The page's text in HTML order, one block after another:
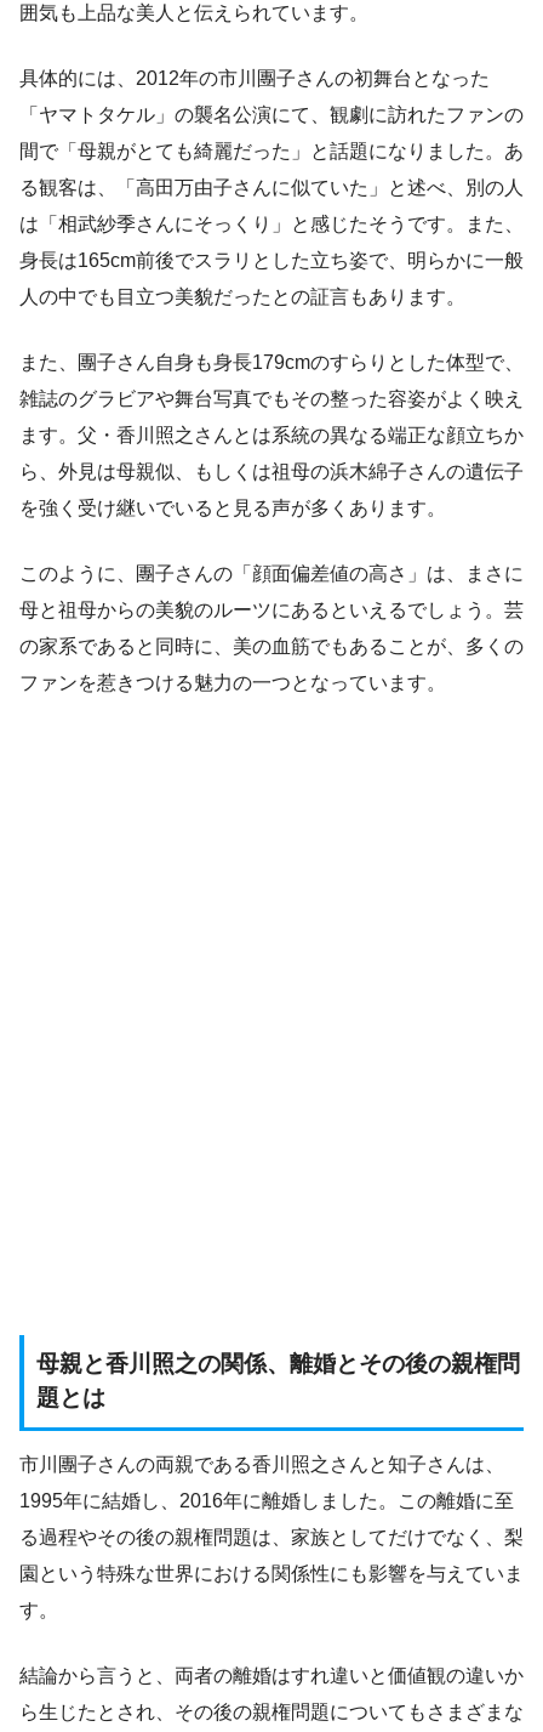
囲気も上品な美人と伝えられています。
具体的には、2012年の市川團子さんの初舞台となった
「ヤマトタケル」の襲名公演にて、観劇に訪れたファンの
間で「母親がとても綺麗だった」と話題になりました。あ
る観客は、「高田万由子さんに似ていた」と述べ、別の人
は「相武紗季さんにそっくり」と感じたそうです。また、
身長は165cm前後でスラリとした立ち姿で、明らかに一般
人の中でも目立つ美貌だったとの証言もあります。
また、團子さん自身も身長179cmのすらりとした体型で、
雑誌のグラビアや舞台写真でもその整った容姿がよく映え
ます。父・香川照之さんとは系統の異なる端正な顔立ちか
ら、外見は母親似、もしくは祖母の浜木綿子さんの遺伝子
を強く受け継いでいると見る声が多くあります。
このように、團子さんの「顔面偏差値の高さ」は、まさに
母と祖母からの美貌のルーツにあるといえるでしょう。芸
の家系であると同時に、美の血筋でもあることが、多くの
ファンを惹きつける魅力の一つとなっています。
母親と香川照之の関係、離婚とその後の親権問
題とは
市川團子さんの両親である香川照之さんと知子さんは、
1995年に結婚し、2016年に離婚しました。この離婚に至
る過程やその後の親権問題は、家族としてだけでなく、梨
園という特殊な世界における関係性にも影響を与えていま
す。
結論から言うと、両者の離婚はすれ違いと価値観の違いか
ら生じたとされ、その後の親権問題についてもさまざまな